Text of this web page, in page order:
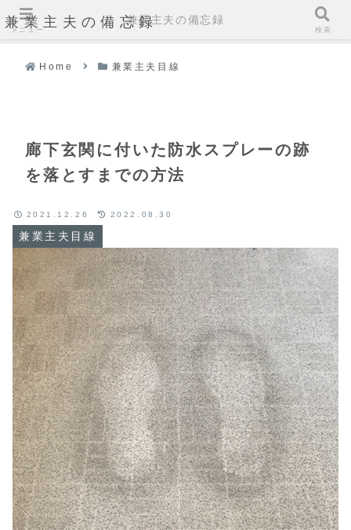
兼業主夫の備忘録
Home 兼業主夫目線
廊下玄関に付いた防水スプレーの跡
を落とすまでの方法
兼業主夫目線
2021.12.26 2022.08.30
メニュー
兼業主夫の備忘録
検索